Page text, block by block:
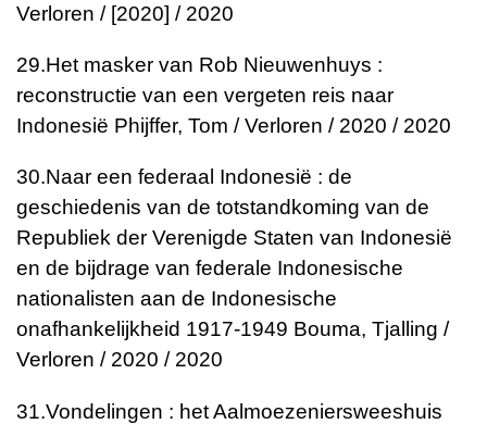
Verloren / [2020] / 2020
29.Het masker van Rob Nieuwenhuys :
reconstructie van een vergeten reis naar
Indonesië Phijffer, Tom / Verloren / 2020 / 2020
30.Naar een federaal Indonesië : de
geschiedenis van de totstandkoming van de
Republiek der Verenigde Staten van Indonesië
en de bijdrage van federale Indonesische
nationalisten aan de Indonesische
onafhankelijkheid 1917-1949 Bouma, Tjalling /
Verloren / 2020 / 2020
31.Vondelingen : het Aalmoezeniersweeshuis